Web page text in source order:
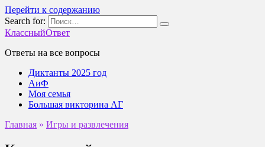
Перейти к содержанию
Search for:
КлассныйОтвет
Ответы на все вопросы
Диктанты 2025 год
АиФ
Моя семья
Большая викторина АГ
Главная » Игры и развлечения